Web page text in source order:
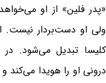
«پدر فلین» از او
ولی او دست‌بردار نیست.
کلیسا تبدیل می‌شود. در
درونی او را هویدا